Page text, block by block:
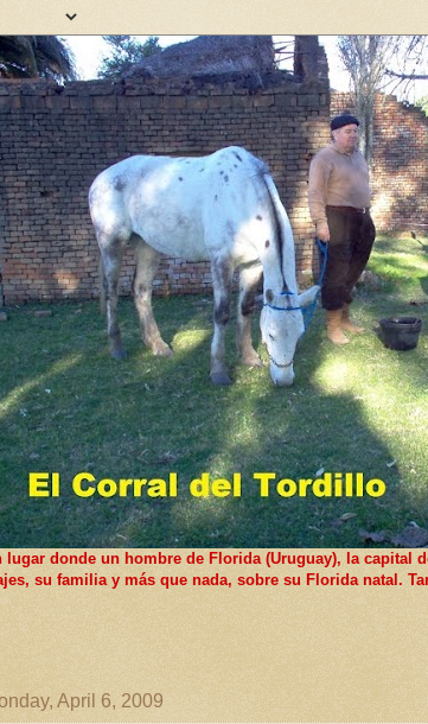
lugar donde un hombre de Florida (Uruguay), la capital
su familia y más que nada, sobre su Florida natal.
April 6, 2009